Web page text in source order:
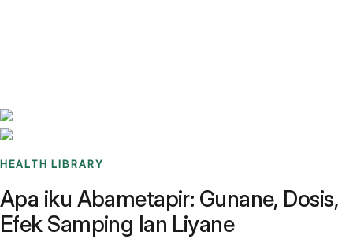
HEALTH LIBRARY
Apa iku Abametapir: Gunane, Dosis,
Efek Samping lan Liyane